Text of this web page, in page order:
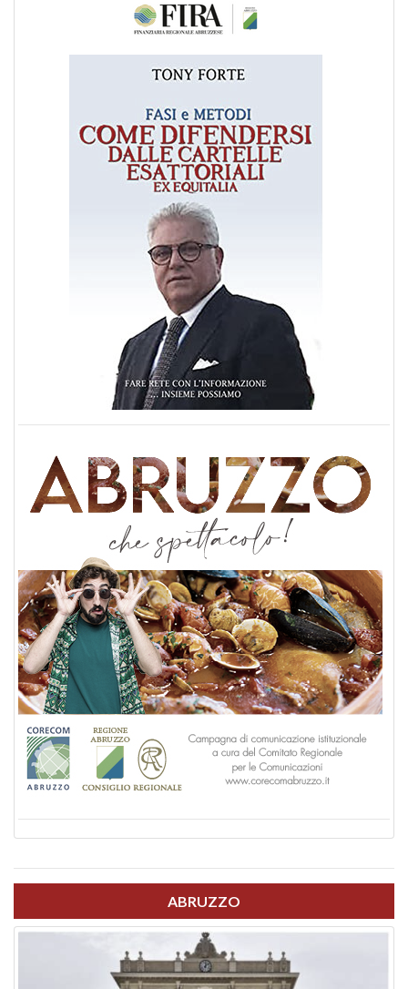
ABRUZZO